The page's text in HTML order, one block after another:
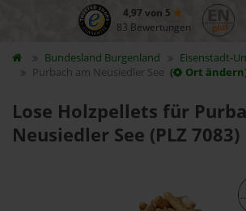
4,97 von 5
83 Bewertungen
Bundesland Burgenland
Eisenstadt-
Purbach am Neusiedler See ( Ort
Lose Holzpellets für
Neusiedler See (PLZ 7083)